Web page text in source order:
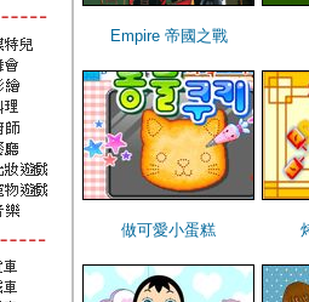
Empire 帝國之戰
做可愛小蛋糕